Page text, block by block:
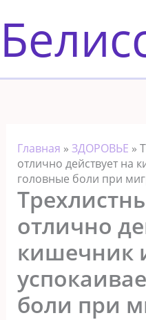
к
содержимому
Главная » ЗДОРОВЬЕ »
отлично действует на
головные боли при
отлично
кишечник
боли при